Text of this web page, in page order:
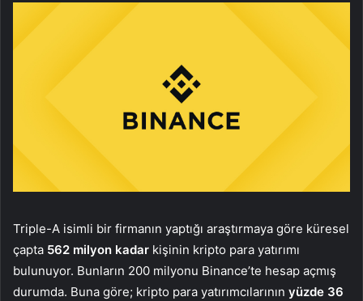
Triple-A isimli bir firmanın yaptığı araştırmaya göre küresel
çapta 562 milyon kadar kişinin kripto para yatırımı
bulunuyor. Bunların 200 milyonu Binance’te hesap açmış
durumda. Buna göre; kripto para yatırımcılarının yüzde 36